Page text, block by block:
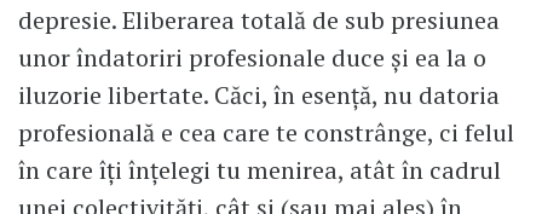
depresie. Eliberarea totală de sub presiunea
unor îndatoriri profesionale duce și ea la o
iluzorie libertate. Căci, în esență, nu datoria
profesională e cea care te constrânge, ci felul
în care îți înțelegi tu menirea, atât în cadrul
unei colectivități, cât și (sau mai ales) în